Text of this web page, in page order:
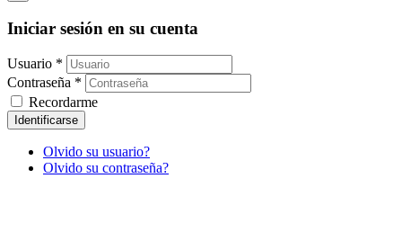
Iniciar sesión en su cuenta
Usuario *
Contraseña *
Recordarme
Identificarse
Olvido su usuario?
Olvido su contraseña?